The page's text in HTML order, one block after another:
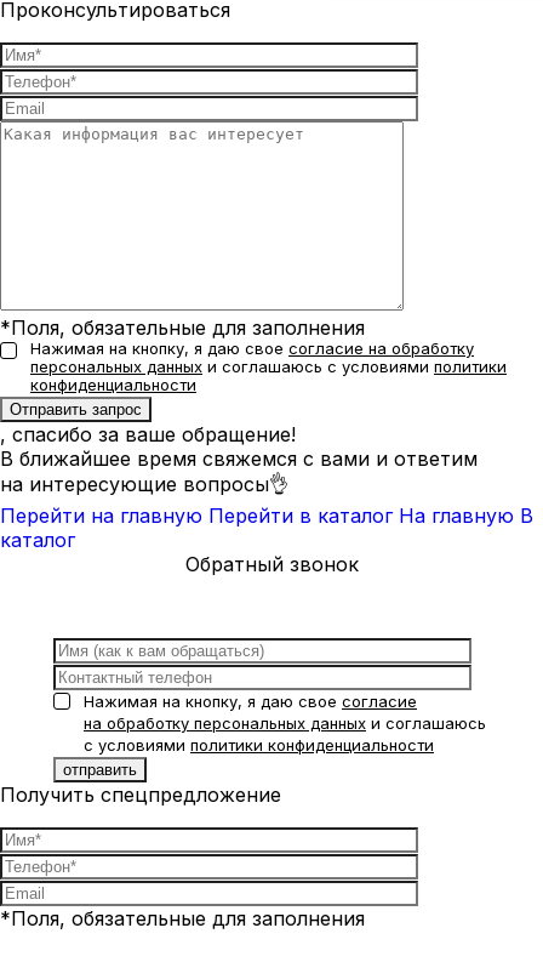
Проконсультироваться
*Поля, обязательные для заполнения
Нажимая на кнопку, я даю свое согласие на обработку
персональных данных и соглашаюсь с условиями политики
конфиденциальности
, спасибо за ваше обращение!
В ближайшее время свяжемся с вами и ответим
на интересующие вопросы👌
Перейти на главную Перейти в каталог На главную В
каталог
Обратный звонок
Нажимая на кнопку, я даю свое согласие
на обработку персональных данных и соглашаюсь
с условиями политики конфиденциальности
Получить спецпредложение
*Поля, обязательные для заполнения